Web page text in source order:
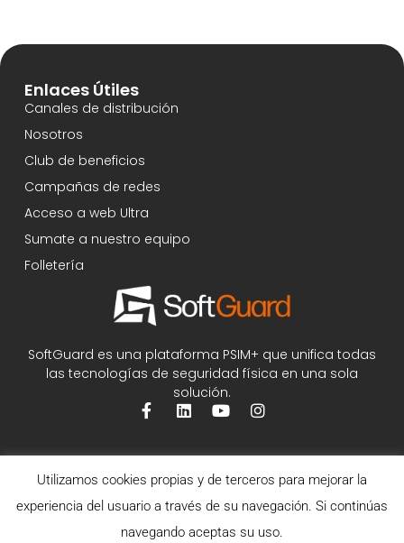
SoftGuard es una plataforma PSIM+ que unifica todas
las tecnologías de seguridad física en una sola
solución.
Enlaces Útiles
Canales de distribución
Nosotros
Club de beneficios
Campañas de redes
Acceso a web Ultra
Sumate a nuestro equipo
Folletería
Utilizamos cookies propias y de terceros para mejorar la
experiencia del usuario a través de su navegación. Si continúas
navegando aceptas su uso.